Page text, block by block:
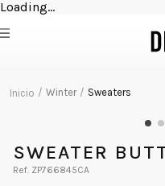
Loading...
Winter Sweaters
SWEATER
ZP766845CA